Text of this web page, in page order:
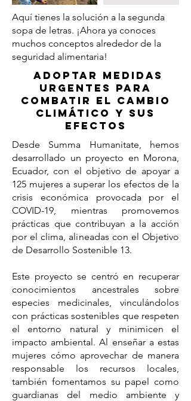
Aquí tienes la solución a la segunda
sopa de letras. ¡Ahora ya conoces
muchos conceptos alrededor de la
seguridad alimentaria!
Adoptar medidas
urgentes para
combatir el cambio
climático y sus
efectos
Desde Summa Humanitate, hemos
desarrollado un proyecto en Morona,
Ecuador, con el objetivo de apoyar a
125 mujeres a superar los efectos de la
crisis económica provocada por el
COVID-19, mientras promovemos
prácticas que contribuyan a la acción
por el clima, alineadas con el Objetivo
de Desarrollo Sostenible 13.
Este proyecto se centró en recuperar
conocimientos ancestrales sobre
especies medicinales, vinculándolos
con prácticas sostenibles que respeten
el entorno natural y minimicen el
impacto ambiental. Al enseñar a estas
mujeres cómo aprovechar de manera
responsable los recursos locales,
también fomentamos su papel como
guardianas del medio ambiente y